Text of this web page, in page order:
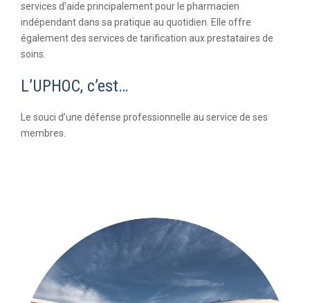
services d’aide principalement pour le pharmacien
indépendant dans sa pratique au quotidien. Elle offre
également des services de tarification aux prestataires de
soins.
L’UPHOC, c’est…
Le souci d’une défense professionnelle au service de ses
membres.